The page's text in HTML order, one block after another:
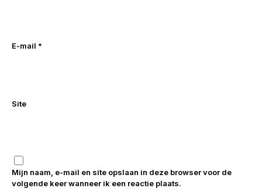
E-mail *
Site
Mijn naam, e-mail en site opslaan in deze browser voor de
volgende keer wanneer ik een reactie plaats.